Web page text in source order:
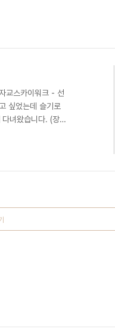
교스카이워크 - 선
싶었는데 슬기로
녀왔습니다. (장자
모두 등반 코스에
..